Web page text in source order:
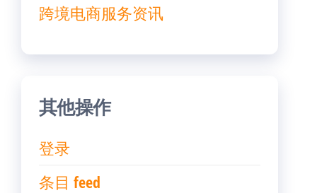
跨境电商服务资讯
其他操作
登录
条目 feed